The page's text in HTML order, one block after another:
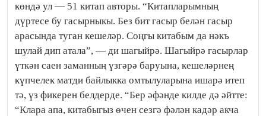
көндә ул — 51 китап авторы. “Китапларымның
дүртесе бу гасырныкы. Без бит гасыр белән гасыр
арасында туган кешеләр. Соңгы китабым да нәкъ
шулай дип атала”, — ди шагыйрә. Шагыйрә гасырлар
үткән саен заманның үзгәрә баруына, кешеләрнең
күпчелек матди байлыкка омтылуларына ишарә итеп
тә, үз фикерен белдерде. “Бер әфәнде килде дә әйтте:
“Клара апа, китабыгыз өчен сезгә фәлән кадәр акча